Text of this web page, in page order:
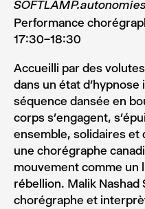
Performance
17:30–18:30
Accueilli par des
dans un état d’hypnose
séquence dansée en
corps s’engagent,
ensemble, solidaires et
une chorégraphe
mouvement comme un
rébellion. Malik Nashad
chorégraphe et